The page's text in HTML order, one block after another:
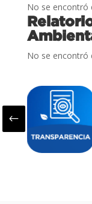
No se encontró
No se encontró
#